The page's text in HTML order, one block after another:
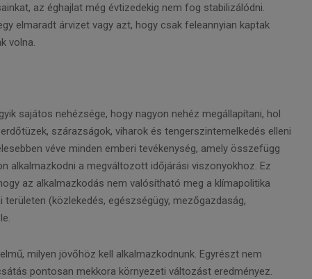
az éghajlat még évtizedekig nem fog stabilizálódni.
elmaradt árvizet vagy azt, hogy csak feleannyian kaptak
volna.
sajátos nehézsége, hogy nagyon nehéz megállapítani, hol
szárazságok, viharok és tengerszintemelkedés elleni
véve minden emberi tevékenység, amely összefügg
alkalmazkodni a megváltozott időjárási viszonyokhoz. Ez
az alkalmazkodás nem valósítható meg a klímapolitika
területen (közlekedés, egészségügy, mezőgazdaság,
milyen jövőhöz kell alkalmazkodnunk. Egyrészt nem
pontosan mekkora környezeti változást eredményez.